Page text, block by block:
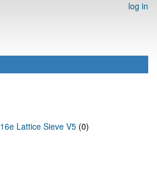
log in
16e Lattice Sieve V5 (0)